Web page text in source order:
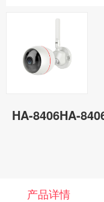
HA-8406HA-
产品详情